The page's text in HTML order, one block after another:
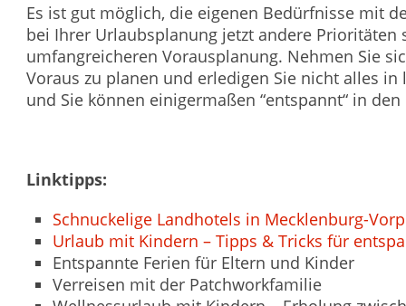
Es ist gut möglich, die eigenen Bedürfnisse mit
bei Ihrer Urlaubsplanung jetzt andere Prioritäten
umfangreicheren Vorausplanung. Nehmen Sie
Voraus zu planen und erledigen Sie nicht alles
und Sie können einigermaßen “entspannt“ in
Linktipps:
Schnuckelige Landhotels in Mecklenburg-
Urlaub mit Kindern – Tipps & Tricks für
Entspannte Ferien für Eltern und Kinder
Verreisen mit der Patchworkfamilie